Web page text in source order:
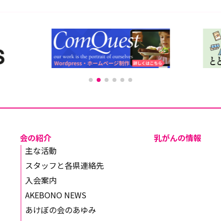
会の紹介
主な活動
スタッフと各県連絡先
入会案内
AKEBONO NEWS
あけぼの会のあゆみ
乳がんの情報